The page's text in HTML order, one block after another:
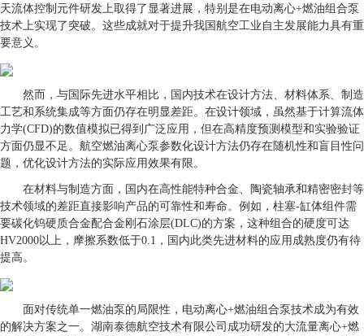
天流体控制元件研发上取得了显著进展，特别是在电动离心+燃油组合泵
技术上实现了突破。这些成就对于提升我国航空工业自主发展能力具有重
要意义。
然而，与国际先进水平相比，国内技术在设计方法、材料体系、制造
工艺和系统集成等方面仍存在明显差距。在设计领域，虽然基于计算流体
力学(CFD)的数值模拟已得到广泛应用，但在高精度预测模型和实验验证
方面仍显不足。航空燃油离心泵参数化设计方法仍存在随机性和盲目性问
题，优化设计方法的实际应用效果有限。
在材料与制造方面，国内在高性能特种合金、陶瓷轴承和精密密封等
技术领域的差距直接影响产品的可靠性和寿命。例如，柱塞-缸体组件需
要碳化钨硬质合金配合金刚石涂层(DLC)的方案，这种组合的硬度可达
HV2000以上，摩擦系数低于0.1，国内此类先进材料的应用成熟度仍有待
提高。
面对传统单一燃油泵的局限性，电动离心+燃油组合泵技术成为有效
的解决方案之一。湖南泰德航空技术有限公司成功研发的大流量离心+燃